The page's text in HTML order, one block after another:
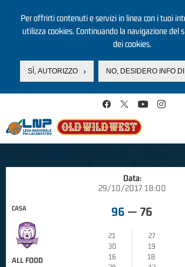
Per offrirti contenuti e servizi in linea con i tuoi
utilizza cookies. Continuando la navigazione del
dei cookies.
SÌ, AUTORIZZO NO, DESIDERO INFO
Data:
29/10/2017 18:00
CASA
ALL FOOD
96 — 76
21
27
30
19
16
18